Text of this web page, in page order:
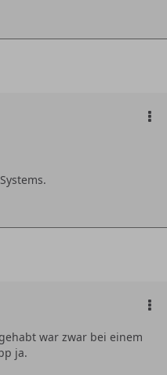
war zwar bei einem
ja.